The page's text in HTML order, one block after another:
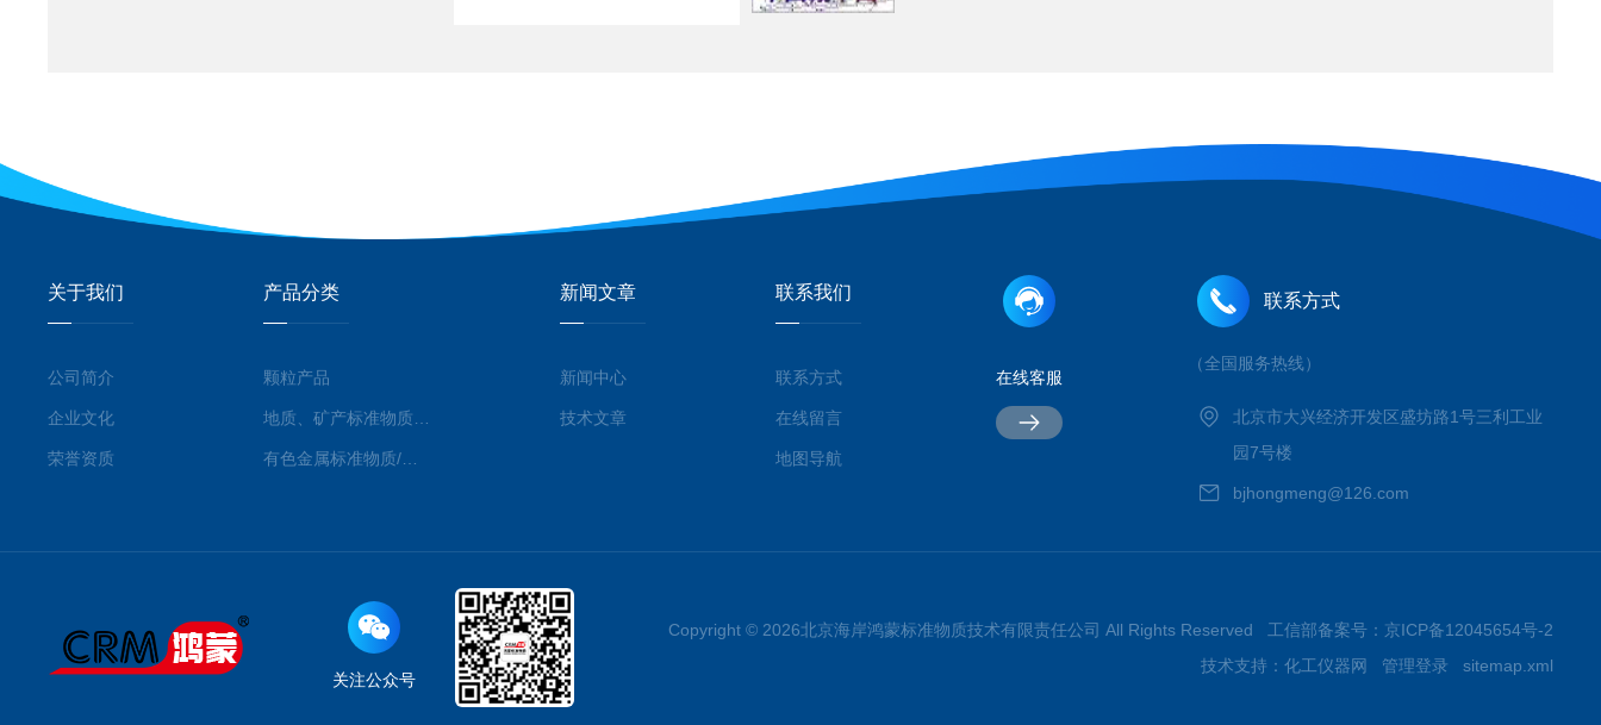
关于我们
公司简介
企业文化
荣誉资质
产品分类
颗粒产品
有色金属标准物质/标准品
新闻文章
新闻中心
技术文章
联系我们
联系方式
在线留言
地图导航
在线客服
联系方式
（全国服务热线）
北京市大兴经济开发区盛坊路1号三利工业
园7号楼
bjhongmeng@126.com
关注公众号
Copyright © 2026北京海岸鸿蒙标准物质技术有限责任公司 All Rights Reserved 工信部备案号： 京ICP备12045654号-2
技术支持： 化工仪器网 管理登录 sitemap.xml